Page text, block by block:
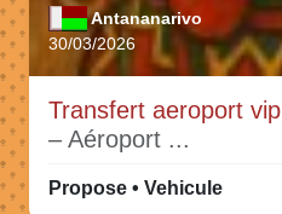
Antananarivo
30/03/2026
Transfert aeroport vip
– Aéroport ...
Propose • Vehicule